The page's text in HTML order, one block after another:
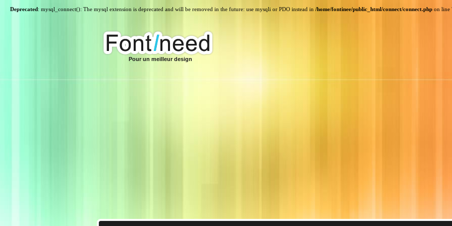
Deprecated: mysql_connect(): The mysql extension is deprecated and will be removed in the future: use mysqli or PDO instead in /home/fontinee/public_html/connect/connect.php on line
Pour un meilleur design